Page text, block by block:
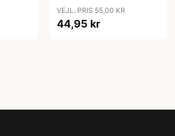
VEJL. PRIS 55,00 KR
44,95 kr